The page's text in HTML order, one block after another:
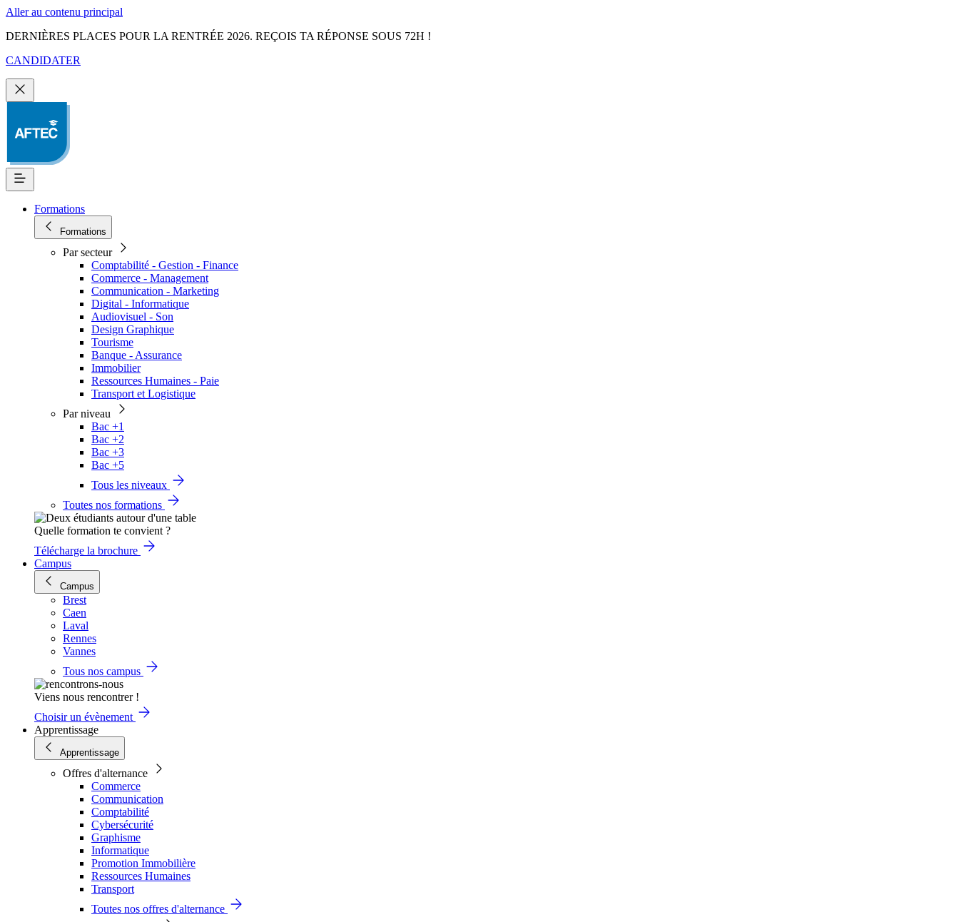
Aller au contenu principal
DERNIÈRES PLACES POUR LA RENTRÉE 2026. REÇOIS TA RÉPONSE SOUS 72H !
CANDIDATER
Formations
Formations
Par secteur
Comptabilité - Gestion - Finance
Commerce - Management
Communication - Marketing
Digital - Informatique
Audiovisuel - Son
Design Graphique
Tourisme
Banque - Assurance
Immobilier
Ressources Humaines - Paie
Transport et Logistique
Par niveau
Bac +1
Bac +2
Bac +3
Bac +5
Tous les niveaux
Toutes nos formations
Quelle formation te convient ?
Télécharge la brochure
Campus
Campus
Brest
Caen
Laval
Rennes
Vannes
Tous nos campus
Viens nous rencontrer !
Choisir un évènement
Apprentissage
Apprentissage
Offres d'alternance
Commerce
Communication
Comptabilité
Cybersécurité
Graphisme
Informatique
Promotion Immobilière
Ressources Humaines
Transport
Toutes nos offres d'alternance